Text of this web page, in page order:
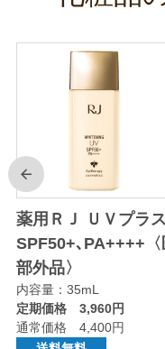
前
薬用ＲＪ ＵＶプラス
SPF50+､PA++++〈
部外品〉
内容量：35mL
定期価格 3,960円
通常価格 4,400円